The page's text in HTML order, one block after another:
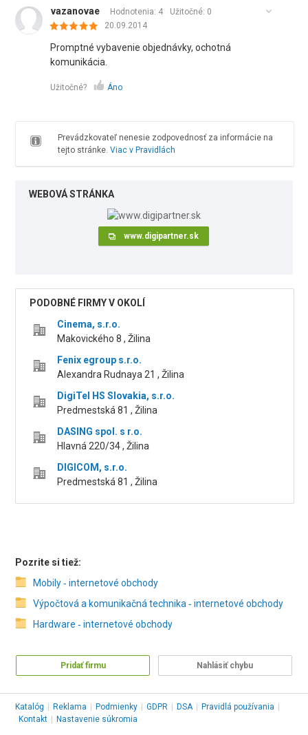
vazanovae Hodnotenia: 4 Užitočné: 0
20.09.2014
Promptné vybavenie objednávky, ochotná
komunikácia.
Užitočné? Áno
Prevádzkovateľ nenesie zodpovednosť za informácie na
tejto stránke. Viac v Pravidlách
WEBOVÁ STRÁNKA
www.digipartner.sk
PODOBNÉ FIRMY V OKOLÍ
Cinema, s.r.o.
Makovického 8 , Žilina
Fenix egroup s.r.o.
Alexandra Rudnaya 21 , Žilina
DigiTel HS Slovakia, s.r.o.
Predmestská 81 , Žilina
DASING spol. s r.o.
Hlavná 220/34 , Žilina
DIGICOM, s.r.o.
Predmestská 81 , Žilina
Pozrite si tiež:
Mobily ‑ internetové obchody
Výpočtová a komunikačná technika ‑ internetové obchody
Hardware ‑ internetové obchody
Pridať firmu Nahlásiť chybu
Katalóg Reklama Podmienky GDPR DSA Pravidlá používania
Kontakt
Nastavenie súkromia